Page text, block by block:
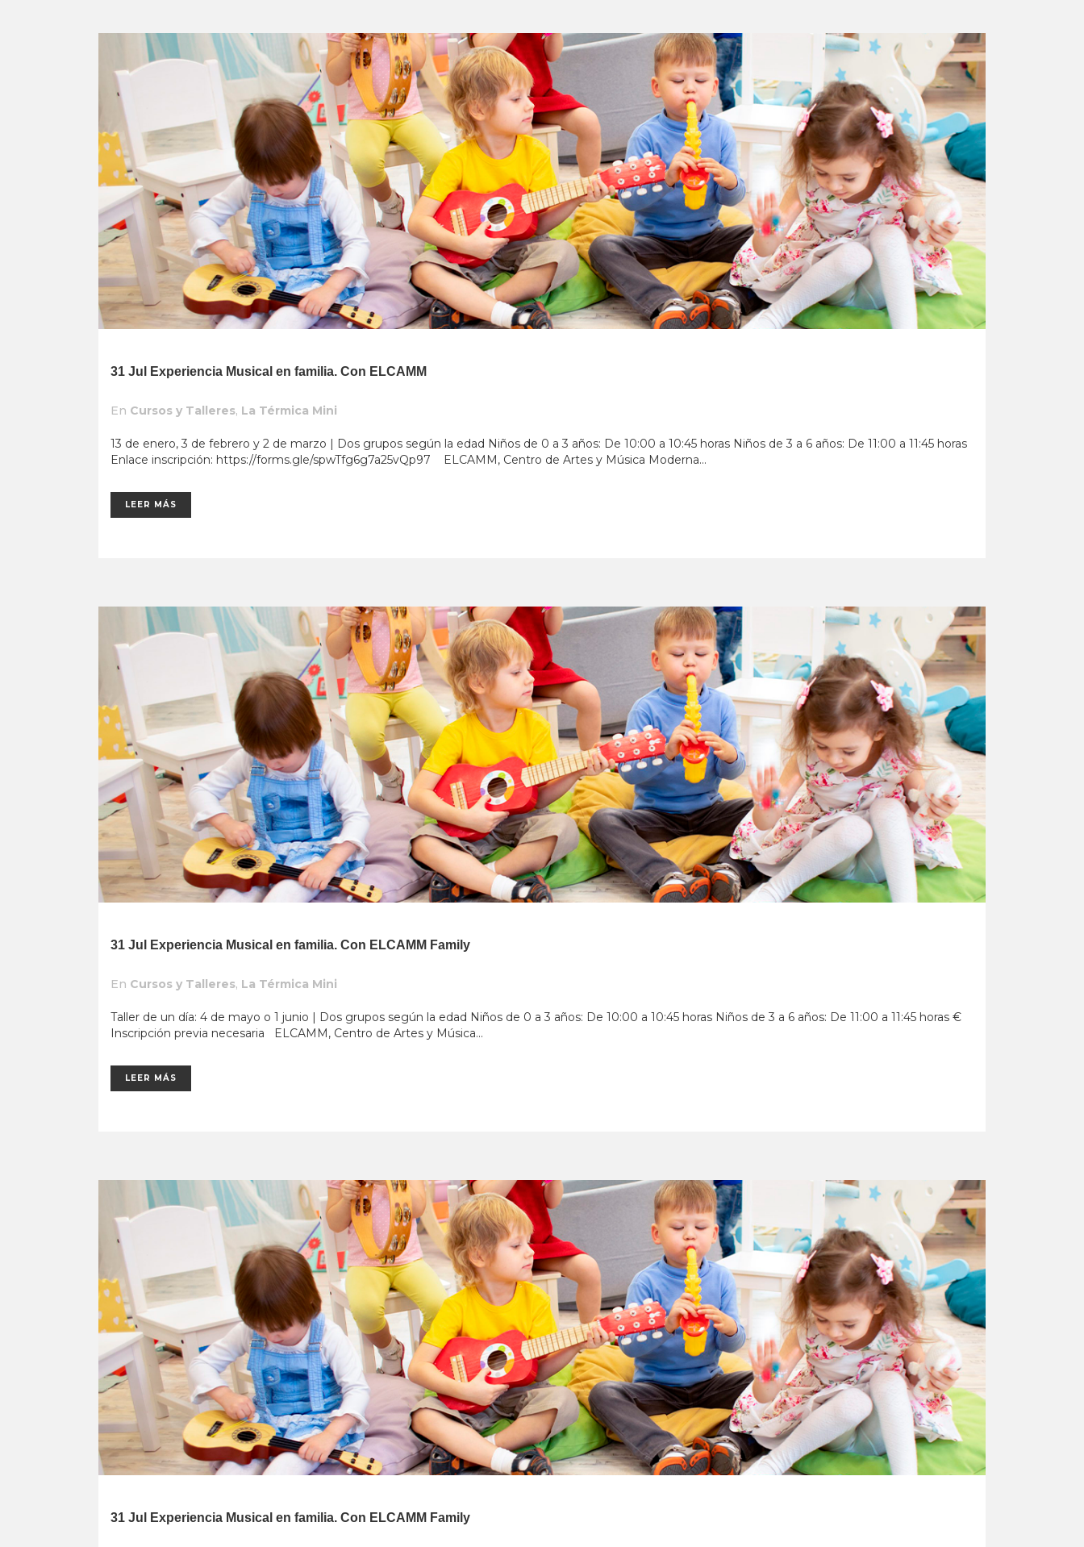
31 Jul Experiencia Musical en familia. Con ELCAMM
En Cursos y Talleres, La Térmica Mini
13 de enero, 3 de febrero y 2 de marzo | Dos grupos según la edad Niños de 0 a 3 años: De 10:00 a 10:45 horas Niños de 3 a 6 años: De 11:00 a 11:45 horas
Enlace inscripción: https://forms.gle/spwTfg6g7a25vQp97 ELCAMM, Centro de Artes y Música Moderna...
LEER MÁS
31 Jul Experiencia Musical en familia. Con ELCAMM Family
En Cursos y Talleres, La Térmica Mini
Taller de un día: 4 de mayo o 1 junio | Dos grupos según la edad Niños de 0 a 3 años: De 10:00 a 10:45 horas Niños de 3 a 6 años: De 11:00 a 11:45 horas €
Inscripción previa necesaria ELCAMM, Centro de Artes y Música...
LEER MÁS
31 Jul Experiencia Musical en familia. Con ELCAMM Family